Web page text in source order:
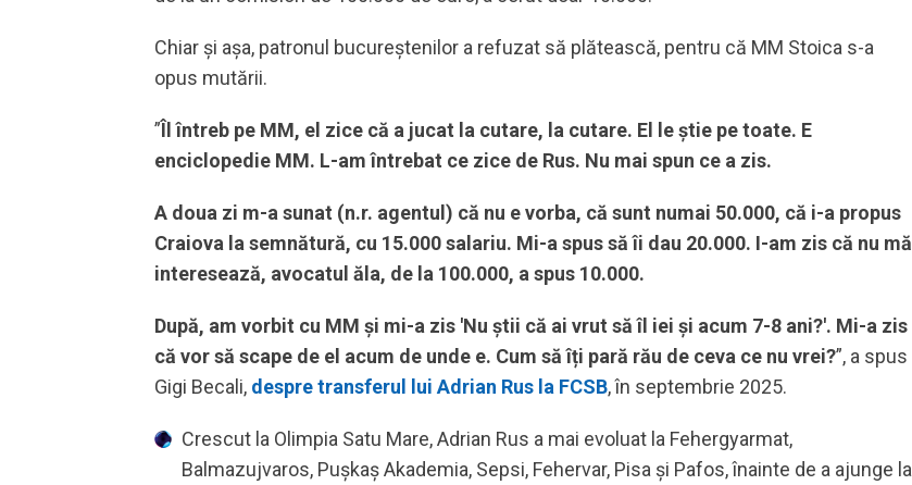
Chiar și așa, patronul bucureștenilor a refuzat să plătească, pentru că MM Stoica s-a
opus mutării.
”Îl întreb pe MM, el zice că a jucat la cutare, la cutare. El le știe pe toate. E
enciclopedie MM. L-am întrebat ce zice de Rus. Nu mai spun ce a zis.
A doua zi m-a sunat (n.r. agentul) că nu e vorba, că sunt numai 50.000, că i-a propus
Craiova la semnătură, cu 15.000 salariu. Mi-a spus să îi dau 20.000. I-am zis că nu mă
interesează, avocatul ăla, de la 100.000, a spus 10.000.
După, am vorbit cu MM și mi-a zis 'Nu știi că ai vrut să îl iei și acum 7-8 ani?'. Mi-a zis
că vor să scape de el acum de unde e. Cum să îți pară rău de ceva ce nu vrei?”, a spus
Gigi Becali, despre transferul lui Adrian Rus la FCSB, în septembrie 2025.
Crescut la Olimpia Satu Mare, Adrian Rus a mai evoluat la Fehergyarmat,
Balmazujvaros, Pușkaș Akademia, Sepsi, Fehervar, Pisa și Pafos, înainte de a ajunge la